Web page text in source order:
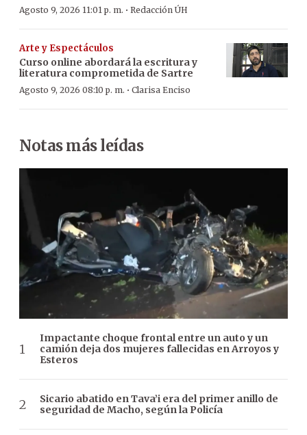
Agosto 9, 2026 11:01 p. m. · Redacción ÚH
Arte y Espectáculos
Curso online abordará la escritura y
literatura comprometida de Sartre
Agosto 9, 2026 08:10 p. m. · Clarisa Enciso
Notas más leídas
Impactante choque frontal entre un auto y un
camión deja dos mujeres fallecidas en Arroyos y
Esteros
Sicario abatido en Tava’i era del primer anillo de
seguridad de Macho, según la Policía